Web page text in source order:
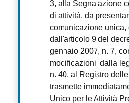
3, alla Segnalazione
di attività, da
comunicazione unica,
dall'articolo 9 del
gennaio 2007, n. 7,
modificazioni, dalla
n. 40, al Registro
trasmette
Unico per le Attività